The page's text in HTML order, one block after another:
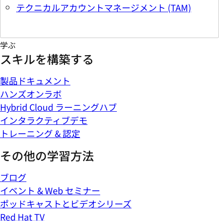
テクニカルアカウントマネージメント (TAM)
学ぶ
スキルを構築する
製品ドキュメント
ハンズオンラボ
Hybrid Cloud ラーニングハブ
インタラクティブデモ
トレーニング & 認定
その他の学習方法
ブログ
イベント & Web セミナー
ポッドキャストとビデオシリーズ
Red Hat TV